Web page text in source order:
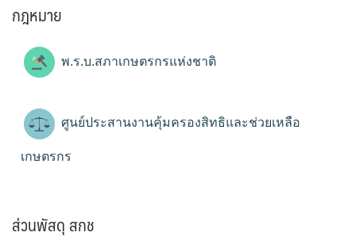
กฎหมาย
พ.ร.บ.สภาเกษตรกรแห่งชาติ
ศูนย์ประสานงานคุ้มครองสิทธิและช่วยเหลือ
เกษตรกร
ส่วนพัสดุ สกช